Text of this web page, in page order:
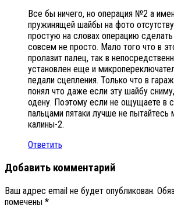
Все бы ничего, но операция №2 а
пружинящей шайбы на фото
простую на словах операцию
совсем не просто. Мало того что в
пролазит палец, так в
установлен еще и
педали сцепления. Только что в
понял что даже если эту шайбу
одену. Поэтому если не ощущаете в
пальцами пятаки лучше не пытайтесь
калины-2.
Ответить
Добавить комментарий
Ваш адрес email не будет опубликован.
помечены *